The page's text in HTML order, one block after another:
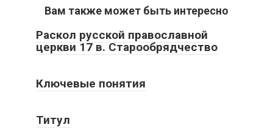
Вам также может быть интересно
Раскол русской православной
церкви 17 в. Старообрядчество
Ключевые понятия
Титул